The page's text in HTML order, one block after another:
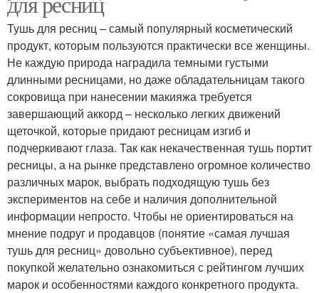
Тушь для ресниц – самый популярный косметический
продукт, которым пользуются практически все женщины.
Не каждую природа наградила темными густыми
длинными ресницами, но даже обладательницам такого
сокровища при нанесении макияжа требуется
завершающий аккорд – несколько легких движений
щеточкой, которые придают ресницам изгиб и
подчеркивают глаза. Так как некачественная тушь портит
ресницы, а на рынке представлено огромное количество
различных марок, выбрать подходящую тушь без
экспериментов на себе и наличия дополнительной
информации непросто. Чтобы не ориентироваться на
мнение подруг и продавцов (понятие «самая лучшая
тушь для ресниц» довольно субъективное), перед
покупкой желательно ознакомиться с рейтингом лучших
марок и особенностями каждого конкретного продукта.